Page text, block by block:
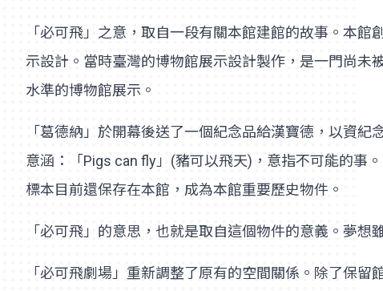
「必可飛」之意，取自一段有關本館建館的故事。本
示設計。當時臺灣的博物館展示設計製作，是一門尚
水準的博物館展示。
「葛德納」於開幕後送了一個紀念品給漢寶德，以資
意涵：「Pigs can fly」(豬可以飛天)，意指不可能的事
標本目前還保存在本館，成為本館重要歷史物件。
「必可飛」的意思，也就是取自這個物件的意義。夢
「必可飛劇場」重新調整了原有的空間關係。除了保